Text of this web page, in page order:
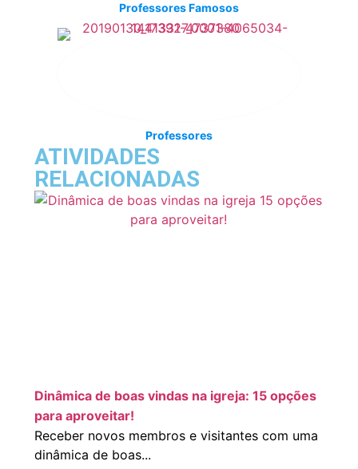
Professores Famosos
Professores
ATIVIDADES
RELACIONADAS
Dinâmica de boas vindas na igreja: 15 opções
para aproveitar!
Receber novos membros e visitantes com uma
dinâmica de boas...